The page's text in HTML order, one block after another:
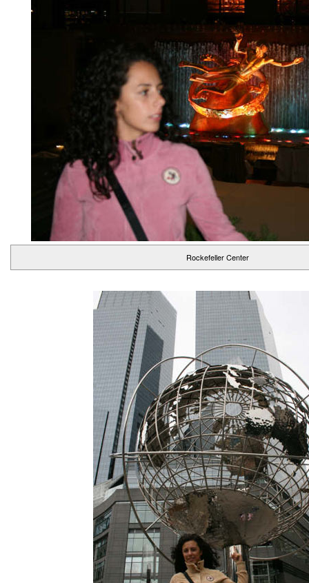
Rockefeller Center